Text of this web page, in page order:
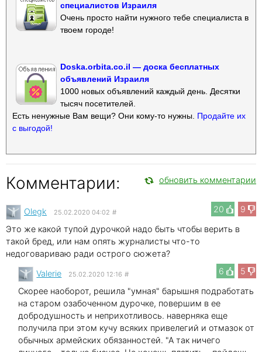
специалистов Израиля
Очень просто найти нужного тебе специалиста в
твоем городе!
Doska.orbita.co.il — доска бесплатных
объявлений Израиля
1000 новых объявлений каждый день. Десятки
тысяч посетителей.
Есть ненужные Вам вещи? Они кому-то нужны. Продайте их
с выгодой!
Комментарии: обновить комментарии
20 9
Olegk 25.02.2020 04:02 #
Это же какой тупой дурочкой надо быть чтобы верить в
такой бред, или нам опять журналисты что-то
недоговариваю ради острого сюжета?
6
5
Valerie 25.02.2020 12:16 #
Скорее наоборот, решила "умная" барышня подработать
на старом озабоченном дурочке, повершим в ее
добродушность и неприхотливось. наверняка еще
получила при этом кучу всяких привелегий и отмазок от
обычных армейских обязанностей. "А так ничего